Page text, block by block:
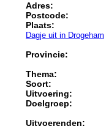
Adres:
Postcode:
Plaats:
Dagje uit in Drogeham
Provincie:
Thema:
Soort:
Uitvoering:
Doelgroep:
Uitvoerenden: